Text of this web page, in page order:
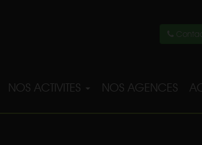
NOS ACTIVITES NOS AGENCES